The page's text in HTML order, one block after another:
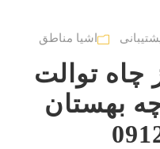
اشیا مناطق
چاه توالت
بهستان